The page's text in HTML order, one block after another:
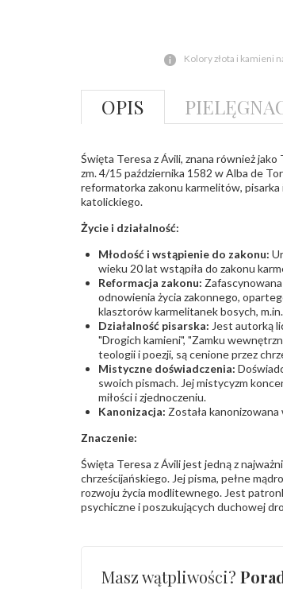
Kolory złota i kamieni
OPIS
Święta Teresa z Ávili, znana również
zm. 4/15 października 1582 w Alba de
reformatorka zakonu karmelitów, pisarka
katolickiego.
Życie i działalność:
Młodość i wstąpienie do zakonu:
wieku 20 lat wstąpiła do zakonu
Reformacja zakonu: Zafascynowana
odnowienia życia zakonnego,
klasztorów karmelitanek bosych,
Działalność pisarska: Jest autorką
"Drogich kamieni", "Zamku
teologii i poezji, są cenione przez
Mistyczne doświadczenia:
swoich pismach. Jej mistycyzm
miłości i zjednoczeniu.
Kanonizacja: Została
Znaczenie:
Święta Teresa z Ávili jest jedną z
chrześcijańskiego. Jej pisma, pełne
rozwoju życia modlitewnego. Jest
psychiczne i poszukujących duchowej
Masz wątpliwości?